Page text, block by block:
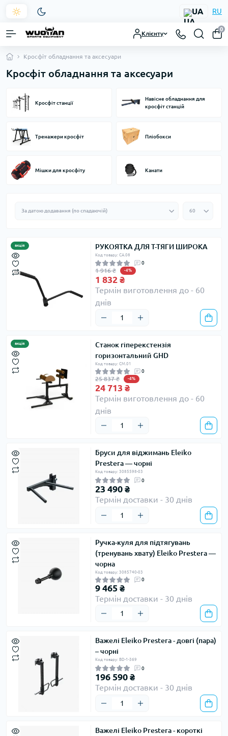
UA RU
Клієнту
0
Кросфіт обладнання та аксесуари
Кросфіт обладнання та аксесуари
Кросфіт станції
Навісне обладнання для
кросфіт станцій
Тренажери кросфіт Пліобокси
Мішки для кросфіту Канати
акція РУКОЯТКА ДЛЯ Т-ТЯГИ ШИРОКА
Код товару: CA.08
0
1 916 ₴ -4%
1 832 ₴
Термін виготовлення до - 60
днів
акція
Станок гіперекстензія
горизонтальний GHD
Код товару: CM.01
0
25 837 ₴ -4%
24 713 ₴
Термін виготовлення до - 60
днів
Бруси для віджимань Eleiko
Prestera — чорні
Код товару: 3085598-03
0
23 490 ₴
Термін доставки - 30 днів
Ручка-куля для підтягувань
(тренувань хвату) Eleiko Prestera —
чорна
Код товару: 3085740-03
0
9 465 ₴
Термін доставки - 30 днів
Важелі Eleiko Prestera - довгі (пара)
– чорні
Код товару: BD-1-369
0
196 590 ₴
Термін доставки - 30 днів
Важелі Eleiko Prestera - короткі